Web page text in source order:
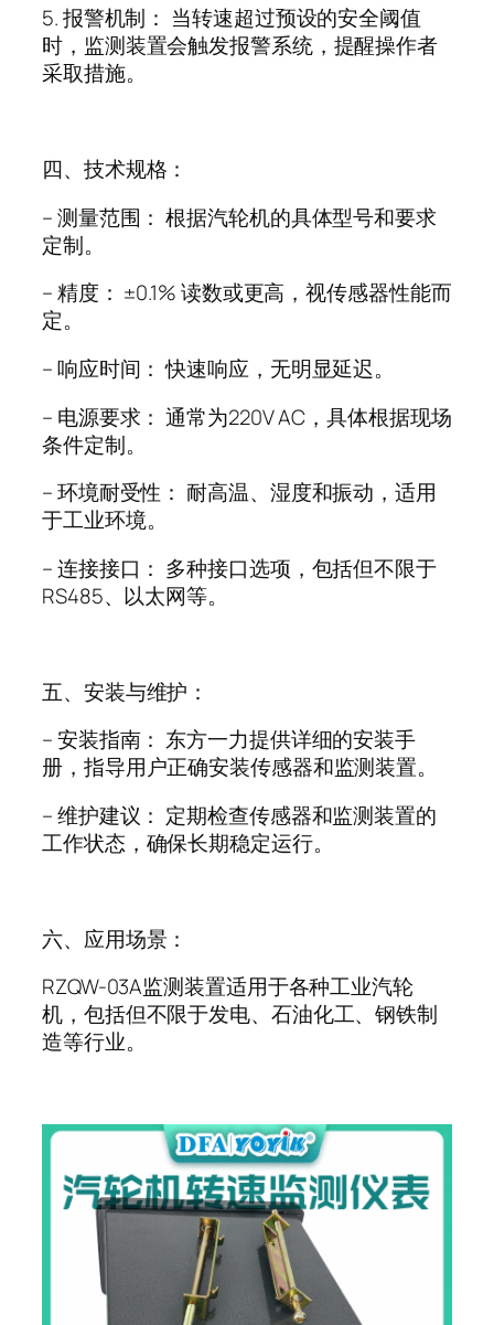
5.报警机制： 当转速超过预设的安全阈值
时，监测装置会触发报警系统，提醒操作者
采取措施。
四、技术规格：
–测量范围： 根据汽轮机的具体型号和要求
定制。
–精度： ±0.1%读数或更高，视传感器性能而
定。
–响应时间： 快速响应，无明显延迟。
– 电源要求： 通常为220V AC ，具体根据现场
条件定制。
–环境耐受性： 耐高温、湿度和振动，适用
于工业环境。
–连接接口： 多种接口选项，包括但不限于
RS485、以太网等。
五、安装与维护：
–安装指南： 东方一力提供详细的安装手
册，指导用户正确安装传感器和监测装置。
–维护建议： 定期检查传感器和监测装置的
工作状态，确保长期稳定运行。
六、应用场景：
RZQW-03A监测装置适用于各种工业汽轮
机，包括但不限于发电、石油化工、钢铁制
造等行业。